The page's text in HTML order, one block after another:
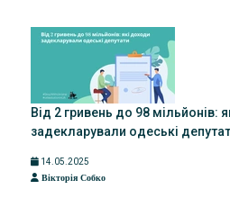
Від 2 гривень до 98 мільйонів:
задекларували одеські
14.05.2025
Вікторія Собко